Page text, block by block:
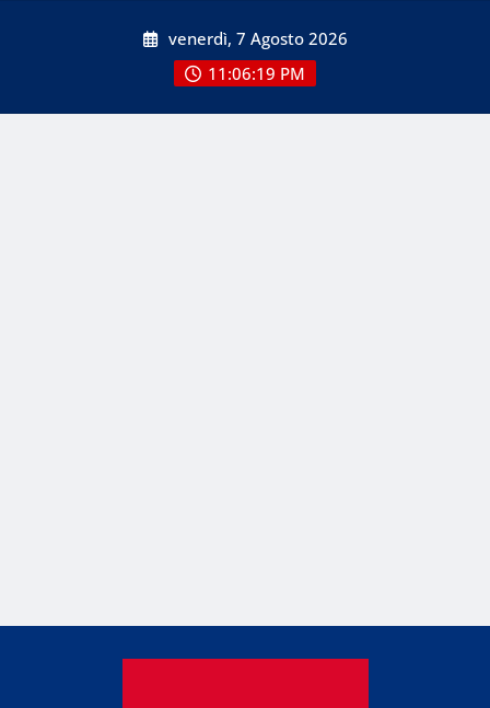
venerdì, 7 Agosto 2026
11:06:19 PM